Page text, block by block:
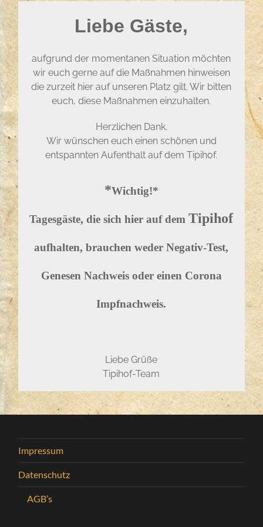
Liebe Gäste,
aufgrund der momentanen Situation möchten
wir euch gerne auf die Maßnahmen hinweisen
die zurzeit hier auf unseren Platz gilt. Wir bitten
euch, diese Maßnahmen einzuhalten.
Herzlichen Dank.
Wir wünschen euch einen schönen und
entspannten Aufenthalt auf dem Tipihof.
*Wichtig!*
Tagesgäste, die sich hier auf demTipihof
aufhalten, brauchen weder Negativ-Test,
Genesen Nachweis oder einen Corona
Impfnachweis.
Liebe Grüße
Tipihof-Team
Impressum
Datenschutz
AGB’s